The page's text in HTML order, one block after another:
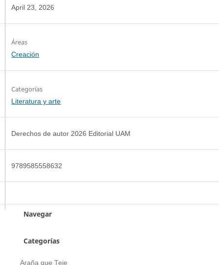
April 23, 2026
Creación
Categorías
Literatura y arte
Derechos de autor 2026 Editorial UAM
9789585558632
Navegar
Categorías
Araña que Teje